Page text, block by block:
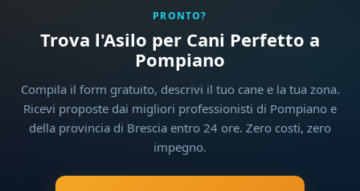
PRONTO?
Trova l'Asilo per Cani Perfetto a
Pompiano
Compila il form gratuito, descrivi il tuo cane e la tua zona.
Ricevi proposte dai migliori professionisti di Pompiano e
della provincia di Brescia entro 24 ore. Zero costi, zero
impegno.